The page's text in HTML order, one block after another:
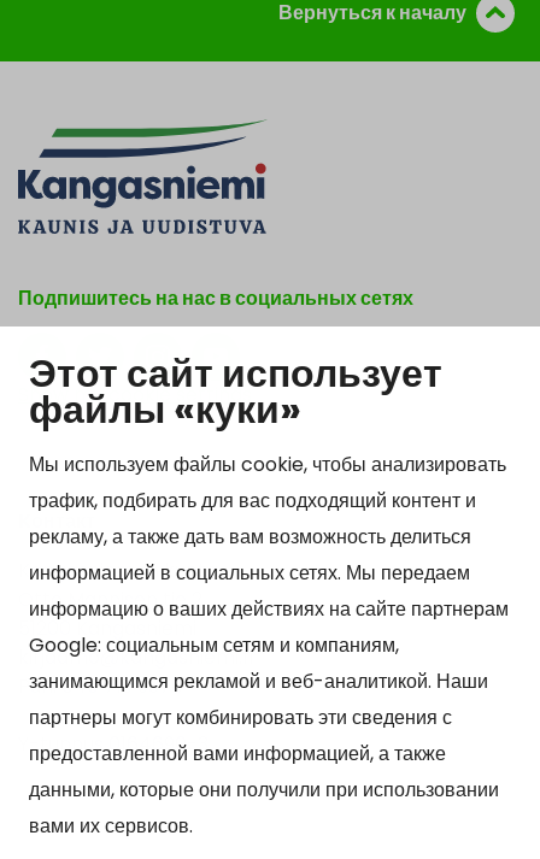
Этот сайт использует
файлы «куки»
Мы используем файлы cookie, чтобы анализировать
трафик, подбирать для вас подходящий контент и
рекламу, а также дать вам возможность делиться
информацией в социальных сетях. Мы передаем
информацию о ваших действиях на сайте партнерам
Google: социальным сетям и компаниям,
занимающимся рекламой и веб-аналитикой. Наши
партнеры могут комбинировать эти сведения с
предоставленной вами информацией, а также
данными, которые они получили при использовании
вами их сервисов.
Вернуться к началу
Подпишитесь на нас в социальных сетях
Show my cookie settings
Kangasniemen kunta
Otto Mannisen tie 2
51200 Kangasniemi
kirjaamo@kangasniemi.fi
Puh. 040 719 9370
Y-tunnus 0164690-3